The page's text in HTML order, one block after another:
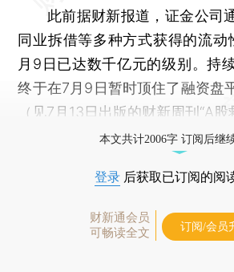
此前据财新报道，证金公司通
同业拆借等多种方式获得的流动
月9日已达数千亿元的级别。持
终于在7月9日暂时顶住了融资盘
（见7月13日出版的财新周刊“A股
本文共计2006字 订阅后继
登录 后获取已订阅的阅
财新通会员
可畅读全文
订阅/会员